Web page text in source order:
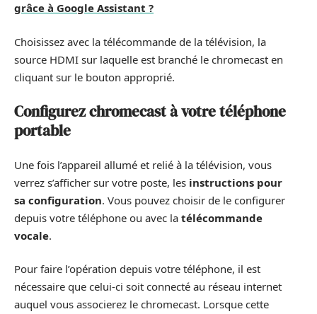
grâce à Google Assistant ?
Choisissez avec la télécommande de la télévision, la
source HDMI sur laquelle est branché le chromecast en
cliquant sur le bouton approprié.
Configurez chromecast à votre téléphone
portable
Une fois l’appareil allumé et relié à la télévision, vous
verrez s’afficher sur votre poste, les instructions pour
sa configuration. Vous pouvez choisir de le configurer
depuis votre téléphone ou avec la télécommande
vocale.
Pour faire l’opération depuis votre téléphone, il est
nécessaire que celui-ci soit connecté au réseau internet
auquel vous associerez le chromecast. Lorsque cette